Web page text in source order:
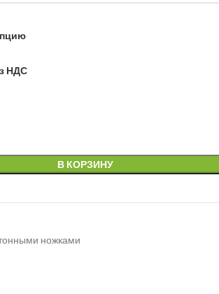
НДС
В КОРЗИНУ
ножками